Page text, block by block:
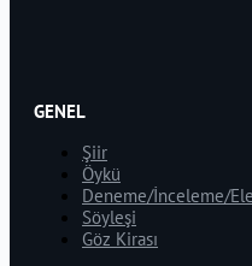
GENEL
Şiir
Öykü
Deneme/İnceleme/
Söyleşi
Göz Kirası